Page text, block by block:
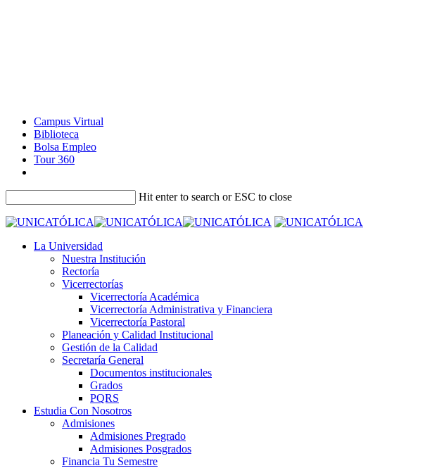
Campus Virtual
Biblioteca
Bolsa Empleo
Tour 360
Hit enter to search or ESC to close
La Universidad
Nuestra Institución
Rectoría
Vicerrectorías
Vicerrectoría Académica
Vicerrectoría Administrativa y Financiera
Vicerrectoría Pastoral
Planeación y Calidad Institucional
Gestión de la Calidad
Secretaría General
Documentos institucionales
Grados
PQRS
Estudia Con Nosotros
Admisiones
Admisiones Pregrado
Admisiones Posgrados
Financia Tu Semestre